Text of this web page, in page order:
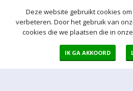
Deze website gebruikt cookies
verbeteren. Door het gebruik van
cookies die we plaatsen die in
IK GA AKKOORD